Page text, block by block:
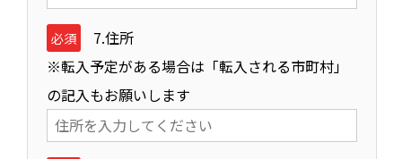
必須
7.住所
※転入予定がある場合は「転入される市町村」
の記入もお願いします